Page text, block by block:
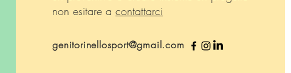
non esitare acontattarci
genitorinellosport@gmail.com